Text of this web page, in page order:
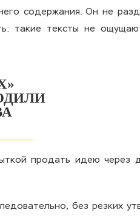
содержания. Он не
такие тексты не
продать идею через
без резких